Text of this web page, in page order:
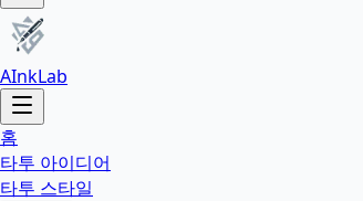
AInkLab
홈
타투 아이디어
타투 스타일